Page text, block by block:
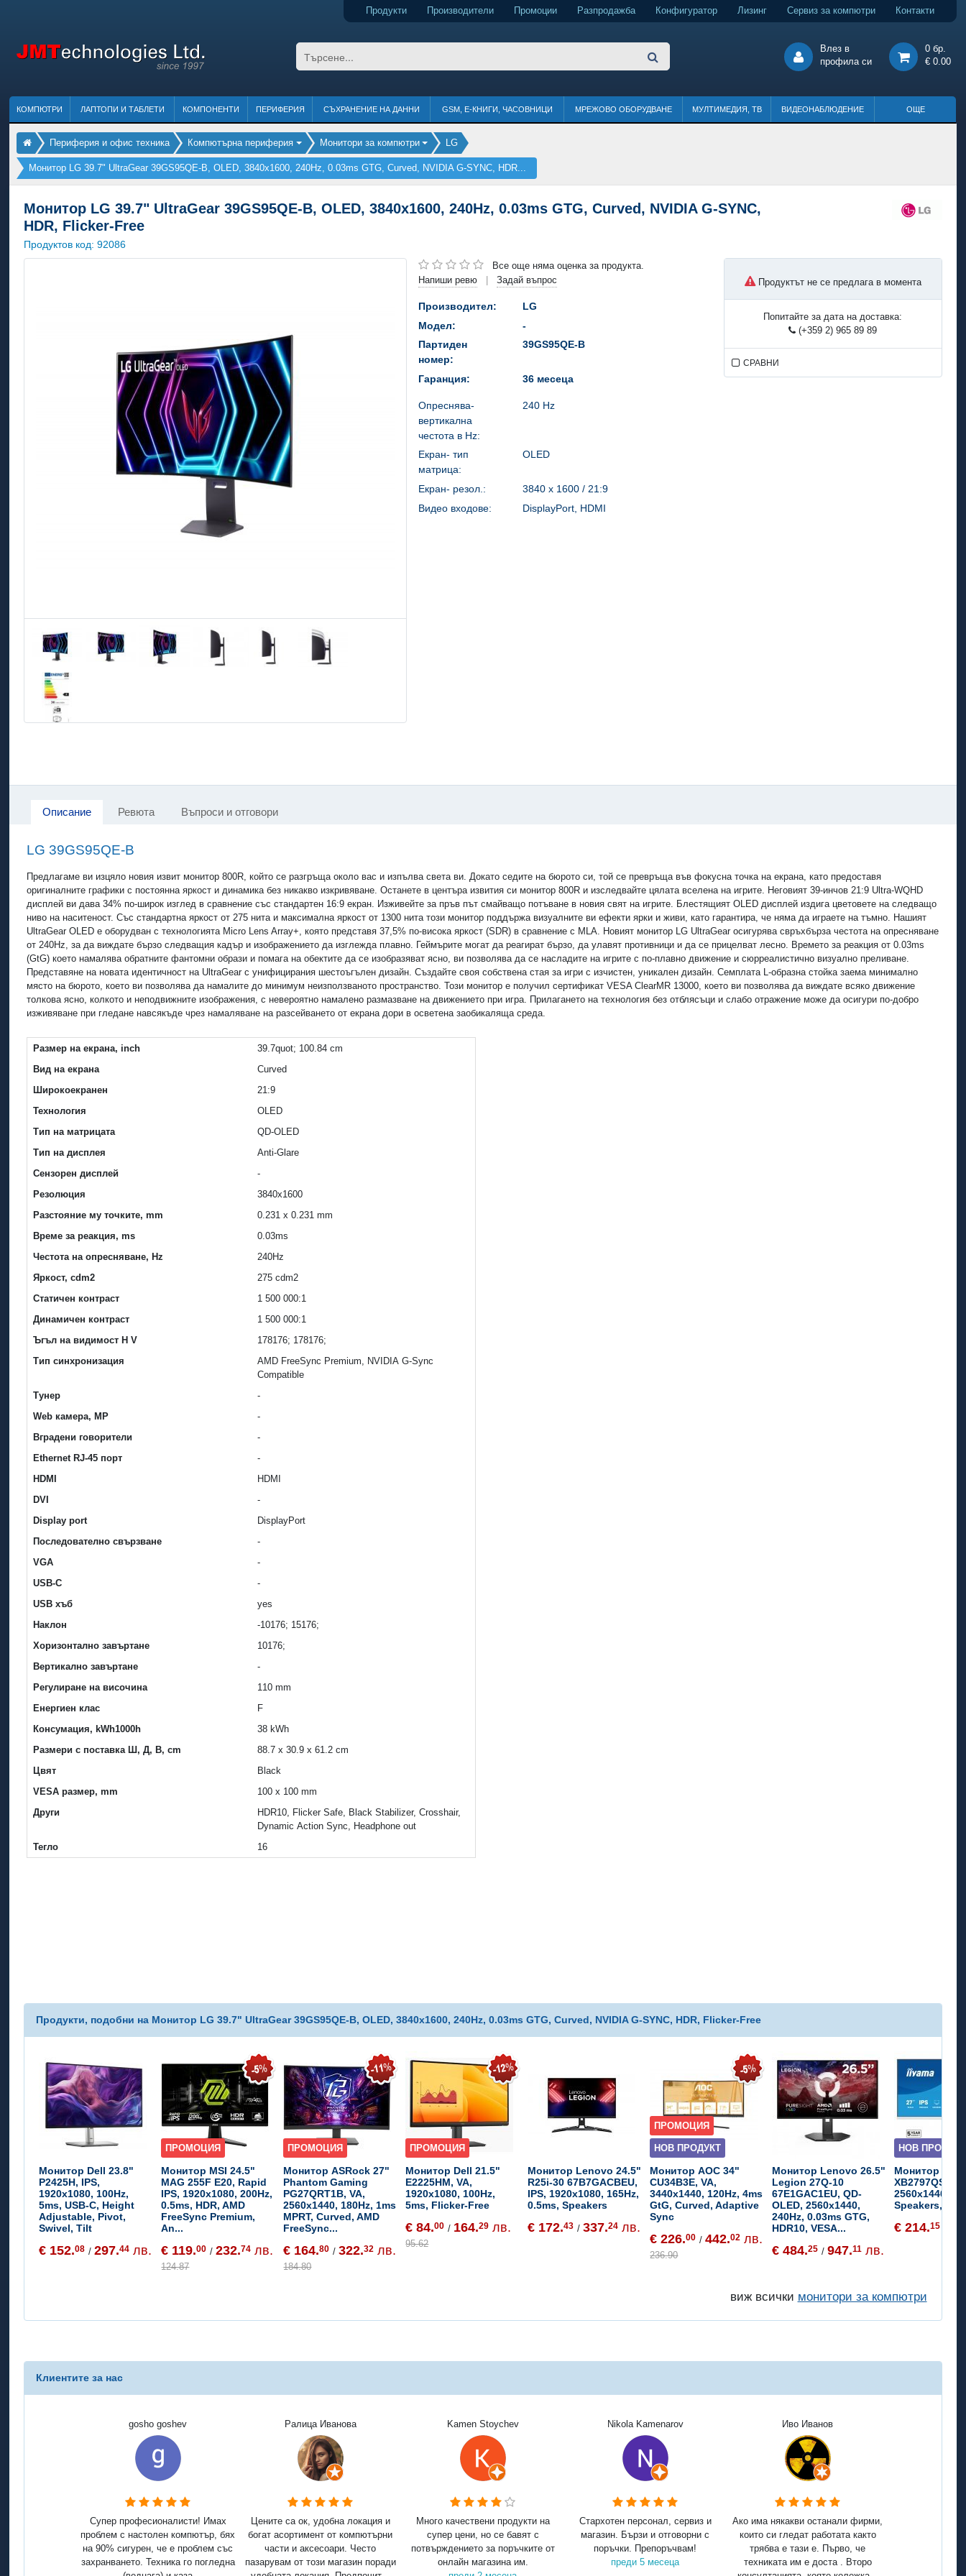
Продукти Производители Промоции Разпродажба Конфигуратор Лизинг Сервиз за компютри Контакти
Влез в
профила си
0 бр.
€ 0.00
КОМПЮТРИ ЛАПТОПИ И ТАБЛЕТИ КОМПОНЕНТИ ПЕРИФЕРИЯ СЪХРАНЕНИЕ НА ДАННИ GSM, Е-КНИГИ, ЧАСОВНИЦИ МРЕЖОВО ОБОРУДВАНЕ МУЛТИМЕДИЯ, ТВ ВИДЕОНАБЛЮДЕНИЕ ОЩЕ
Периферия и офис техника Компютърна периферия Монитори за компютри LG
Монитор LG 39.7" UltraGear 39GS95QE-B, OLED, 3840x1600, 240Hz, 0.03ms GTG, Curved, NVIDIA G-SYNC, HDR...
Монитор LG 39.7" UltraGear 39GS95QE-B, OLED, 3840x1600, 240Hz, 0.03ms GTG, Curved, NVIDIA G-SYNC,
HDR, Flicker-Free
Продуктов код:92086
Все още няма оценка за продукта.
Напиши ревю
Задай въпрос
Производител:
LG
Модел:
-
Партиден
номер:
39GS95QE-B
Гаранция: 36 месеца
Опреснява-
вертикална
честота в Hz:
240 Hz
Екран- тип
матрица:
OLED
Екран- резол.:
3840 x 1600 / 21:9
Видео входове:
DisplayPort, HDMI
Продуктът не се предлага в момента
Попитайте за дата на доставка:
(+359 2) 965 89 89
СРАВНИ
Описание Ревюта Въпроси и отговори
LG 39GS95QE-B
Предлагаме ви изцяло новия извит монитор 800R, който се разгръща около вас и изпълва света ви. Докато седите на бюрото си, той се превръща във фокусна точка на екрана, като предоставя
оригиналните графики с постоянна яркост и динамика без никакво изкривяване. Останете в центъра извития си монитор 800R и изследвайте цялата вселена на игрите. Неговият 39-инчов 21:9 Ultra-WQHD
дисплей ви дава 34% по-широк изглед в сравнение със стандартен 16:9 екран. Изживейте за пръв път смайващо потъване в новия свят на игрите. Блестящият OLED дисплей издига цветовете на следващо
ниво на наситеност. Със стандартна яркост от 275 нита и максимална яркост от 1300 нита този монитор поддържа визуалните ви ефекти ярки и живи, като гарантира, че няма да играете на тъмно. Нашият
UltraGear OLED е оборудван с технологията Micro Lens Array+, която представя 37,5% по-висока яркост (SDR) в сравнение с MLA. Новият монитор LG UltraGear осигурява свръхбърза честота на опресняване
от 240Hz, за да виждате бързо следващия кадър и изображението да изглежда плавно. Геймърите могат да реагират бързо, да улавят противници и да се прицелват лесно. Времето за реакция от 0.03ms
(GtG) което намалява обратните фантомни образи и помага на обектите да се изобразяват ясно, ви позволява да се насладите на игрите с по-плавно движение и сюрреалистично визуално преливане.
Представяне на новата идентичност на UltraGear с унифицирания шестоъгълен дизайн. Създайте своя собствена стая за игри с изчистен, уникален дизайн. Семплата L-образна стойка заема минимално
място на бюрото, което ви позволява да намалите до минимум неизползваното пространство. Този монитор е получил сертификат VESA ClearMR 13000, което ви позволява да виждате всяко движение
толкова ясно, колкото и неподвижните изображения, с невероятно намалено размазване на движението при игрa. Прилагането на технология без отблясъци и слабо отражение може да осигури по-добро
изживяване при гледане навсякъде чрез намаляване на разсейването от екрана дори в осветена заобикаляща среда.
Размер на екрана, inch
39.7quot; 100.84 cm
Вид на екрана
Curved
Широкоекранен
21:9
Технология
OLED
Тип на матрицата
QD-OLED
Тип на дисплея
Anti-Glare
Сензорен дисплей
-
Резолюция
3840x1600
Разстояние му точките, mm
0.231 x 0.231 mm
Време за реакция, ms
0.03ms
Честота на опресняване, Hz
240Hz
Яркост, cdm2
275 cdm2
Статичен контраст
1 500 000:1
Динамичен контраст
1 500 000:1
Ъгъл на видимост H V
178176; 178176;
Тип синхронизация
AMD FreeSync Premium, NVIDIA G-Sync
Compatible
Тунер
-
Web камера, MP
-
Вградени говорители
-
Ethernet RJ-45 порт
-
HDMI
HDMI
DVI
-
Display port
DisplayPort
Последователно свързване
-
VGA
-
USB-C
-
USB хъб
yes
Наклон
-10176; 15176;
Хоризонтално завъртане
10176;
Вертикално завъртане
-
Регулиране на височина
110 mm
Енергиен клас
F
Консумация, kWh1000h
38 kWh
Размери с поставка Ш, Д, В, cm
88.7 x 30.9 x 61.2 cm
Цвят
Black
VESA размер, mm
100 x 100 mm
Други
HDR10, Flicker Safe, Black Stabilizer, Crosshair,
Dynamic Action Sync, Headphone out
Тегло
16
Продукти, подобни на Монитор LG 39.7" UltraGear 39GS95QE-B, OLED, 3840x1600, 240Hz, 0.03ms GTG, Curved, NVIDIA G-SYNC, HDR, Flicker-Free
Монитор Dell 23.8"
P2425H, IPS,
1920x1080, 100Hz,
5ms, USB-C, Height
Adjustable, Pivot,
Swivel, Tilt
€ 152.08 /297.44 лв.
ПРОМОЦИЯ
Монитор MSI 24.5"
MAG 255F E20, Rapid
IPS, 1920x1080, 200Hz,
0.5ms, HDR, AMD
FreeSync Premium,
An...
€ 119.00 /232.74 лв.
124.87
ПРОМОЦИЯ
Монитор ASRock 27"
Phantom Gaming
PG27QRT1B, VA,
2560x1440, 180Hz, 1ms
MPRT, Curved, AMD
FreeSync...
€ 164.80 /322.32 лв.
184.80
ПРОМОЦИЯ
Монитор Dell 21.5"
E2225HM, VA,
1920x1080, 100Hz,
5ms, Flicker-Free
€ 84.00 / 164.29 лв.
95.62
Монитор Lenovo 24.5"
R25i-30 67B7GACBEU,
IPS, 1920x1080, 165Hz,
0.5ms, Speakers
€ 172.43 /337.24 лв.
ПРОМОЦИЯ
НОВ ПРОДУКТ
Монитор AOC 34"
CU34B3E, VA,
3440x1440, 120Hz, 4ms
GtG, Curved, Adaptive
Sync
€ 226.00 /442.02 лв.
236.90
Монитор Lenovo 26.5"
Legion 27Q-10
67E1GAC1EU, QD-
OLED, 2560x1440,
240Hz, 0.03ms GTG,
HDR10, VESA...
€ 484.25 /947.11 лв.
НОВ ПРОДУКТ
Монитор
XB2797QSU-
2560x1440,
Speakers,
€ 214.15
виж всички монитори за компютри
Клиентите за нас
gosho goshev
Супер професионалисти! Имах
проблем с настолен компютър, бях
на 90% сигурен, че е проблем със
захранването. Техника го погледна
Ралица Иванова
Цените са ок, удобна локация и
богат асортимент от компютърни
части и аксесоари. Често
пазарувам от този магазин поради
Kamen Stoychev
Много качествени продукти на
супер цени, но се бавят с
потвърждението за поръчките от
онлайн магазина им.
Nikola Kamenarov
Стархотен персонал, сервиз и
магазин. Бързи и отговорни с
поръчки. Препоръчвам!
преди 5 месеца
Иво Иванов
Ако има някакви останали фирми,
които си гледат работата както
трябва е тази е. Първо, че
техниката им е доста . Второ